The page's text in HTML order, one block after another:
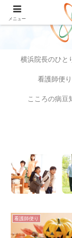
横浜院長のひと
看護師便り
こころの病豆
看護師便り
メニュー